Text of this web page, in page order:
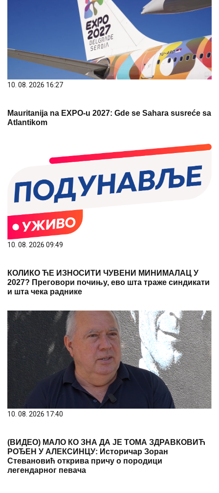
10. 08. 2026 16:27
Mauritanija na EXPO-u 2027: Gde se Sahara susreće sa
Atlantikom
10. 08. 2026 09:49
КОЛИКО ЋЕ ИЗНОСИТИ ЧУВЕНИ МИНИМАЛАЦ У
2027? Преговори почињу, ево шта траже синдикати
и шта чека раднике
10. 08. 2026 17:40
(ВИДЕО) МАЛО КО ЗНА ДА ЈЕ ТОМА ЗДРАВКОВИЋ
РОЂЕН У АЛЕКСИНЦУ: Историчар Зоран
Стевановић открива причу о породици
легендарног певача